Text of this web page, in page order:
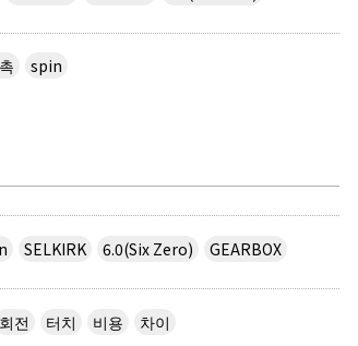
spin
SELKIRK 6.0(Six Zero)
GEARBOX
회전 터치 비용 차이